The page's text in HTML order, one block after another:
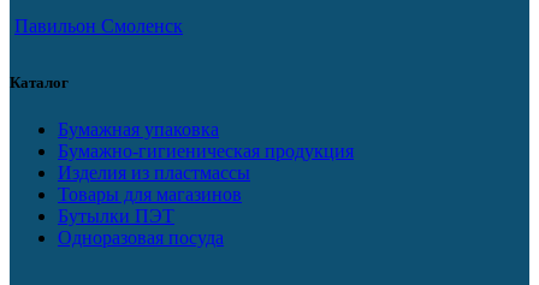
Павильон Смоленск
Каталог
Бумажная упаковка
Бумажно-гигиеническая продукция
Изделия из пластмассы
Товары для магазинов
Бутылки ПЭТ
Одноразовая посуда